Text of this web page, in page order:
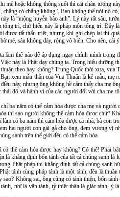
mê hoặc không thông suốt thì cái chân tướng
có chẳng không”. Bạn không thể nói nó
là “mộng huyễn bào ảnh”. Lý này rất sâu,
tổng trì, chữ hiếu này là pháp môn tổng trì.
được rất thấu triệt, nhưng khi ghi chép lại thì
mé, sâu không đáy, rộng vô biên. Cho nên, cái
thế nào để áp dụng ngay chính mình
này là Phật dạy chúng ta. Trong hiếu dưỡng
theo hay không? Trung Quốc thời xưa, vua
xem mẫu thân của Vua Thuấn là kế mẫu, mẹ
này, nhưng ông không hề cảm thấy cha mẹ
độ và hành vi của các người đối với cha mẹ
ba năm có thể cảm hóa được cha mẹ và
thì sao người không thể cảm hóa được chứ?
có ba năm thì cảm hóa được cả nhà, bà con
hai người con gái gả cho ông, đem vương vị
sanh trên thế giới đều có thể cảm hóa.
thể cảm hóa được hay không? Có thể! Phải
khẳng định bổn tánh của tất cả chúng sanh
Phật pháp thì khẳng định tất cả chúng sanh
tánh cùng pháp tánh là một tánh, đều là
Không sai, ông cũng có tánh thiện, bổn
nhĩ là văn tánh, tỷ thiệt thân là giác tánh,